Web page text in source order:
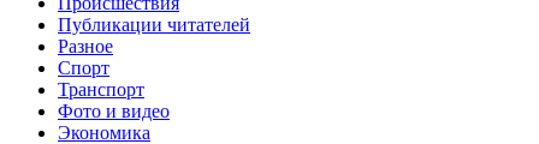
Публикации читателей
Разное
Спорт
Транспорт
Фото и видео
Экономика